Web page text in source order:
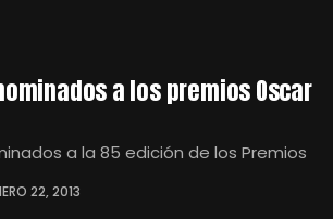
a los premios Oscar
a la 85 edición de los Premios
22, 2013